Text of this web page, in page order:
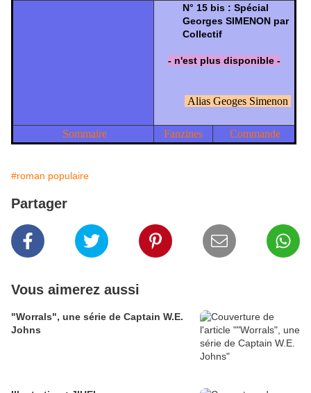
N° 15 bis : Spécial
Georges SIMENON par
Collectif
- n'est plus disponible -
Alias Geoges Simenon
Sommaire Fanzines Commande
#roman populaire
Partager
Vous aimerez aussi
"Worrals", une série de Captain W.E.
Johns